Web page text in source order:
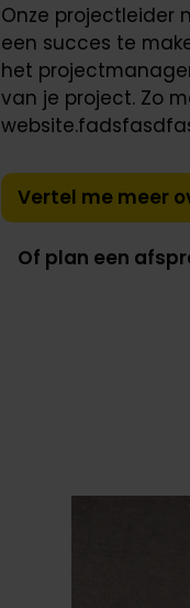
Onze projectleider
een succes te
het
van je project. Zo
Vertel me meer
Of plan een